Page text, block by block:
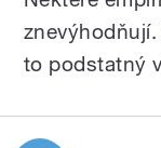
to podstatný